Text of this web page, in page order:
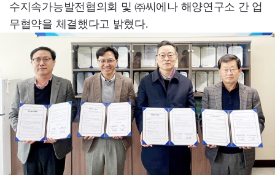
수지속가능발전협의회 및 ㈜씨에나 해양연구소 간 업
무협약을 체결했다고 밝혔다.